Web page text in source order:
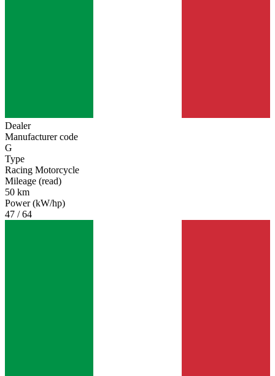
Dealer
Manufacturer code
G
Type
Racing Motorcycle
Mileage (read)
50 km
Power (kW/hp)
47 / 64